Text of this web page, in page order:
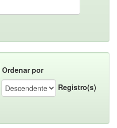
Ordenar por
Registro(s)